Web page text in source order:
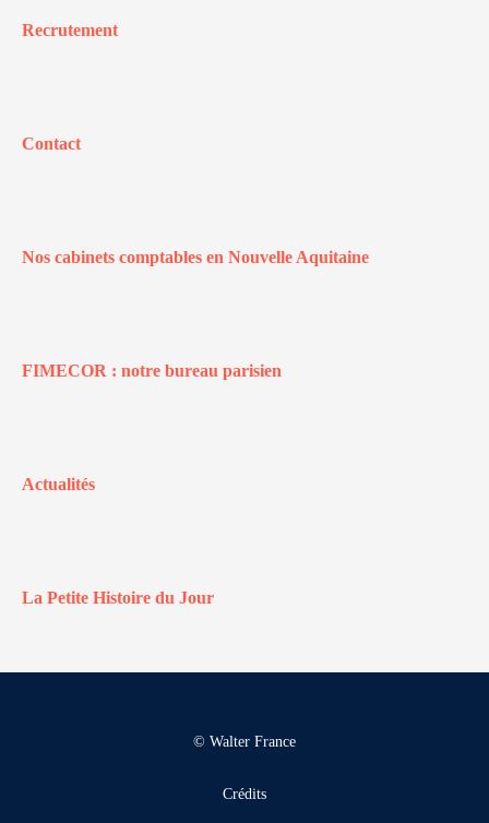
Recrutement
Contact
Nos cabinets comptables en Nouvelle Aquitaine
FIMECOR : notre bureau parisien
Actualités
La Petite Histoire du Jour
© Walter France
Crédits